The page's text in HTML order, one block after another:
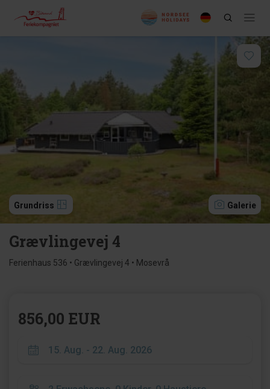
Grundriss Galerie
Grævlingevej 4
Ferienhaus 536 • Grævlingevej 4 • Mosevrå
856,00 EUR